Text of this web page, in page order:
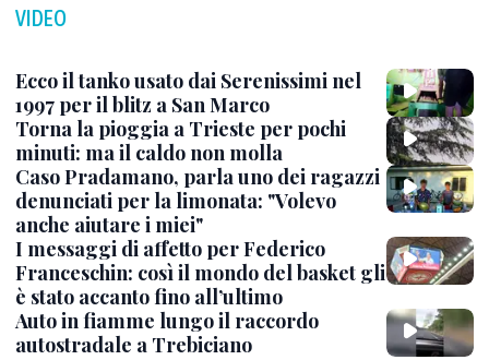
VIDEO
Ecco il tanko usato dai Serenissimi nel
1997 per il blitz a San Marco
Torna la pioggia a Trieste per pochi
minuti: ma il caldo non molla
Caso Pradamano, parla uno dei ragazzi
denunciati per la limonata: "Volevo
anche aiutare i miei"
I messaggi di affetto per Federico
Franceschin: così il mondo del basket gli
è stato accanto fino all’ultimo
Auto in fiamme lungo il raccordo
autostradale a Trebiciano